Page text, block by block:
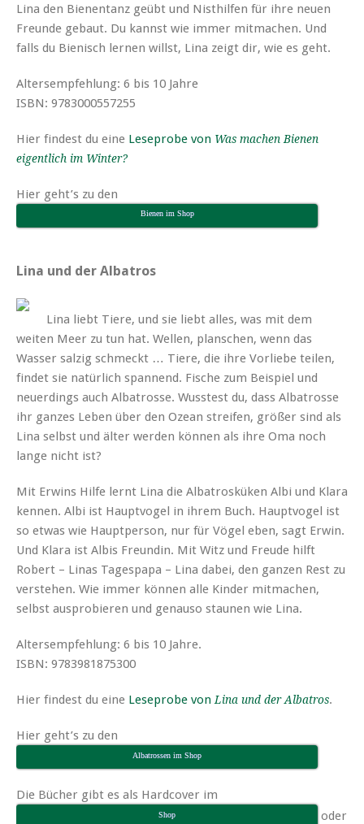
Lina den Bienentanz geübt und Nisthilfen für ihre neuen
Freunde gebaut. Du kannst wie immer mitmachen. Und
falls du Bienisch lernen willst, Lina zeigt dir, wie es geht.
Altersempfehlung: 6 bis 10 Jahre
ISBN: 9783000557255
Hier findest du eine Leseprobe von Was machen Bienen
eigentlich im Winter?
Hier geht’s zu den
Bienen im Shop
Lina und der Albatros
Lina liebt Tiere, und sie liebt alles, was mit dem
weiten Meer zu tun hat. Wellen, planschen, wenn das
Wasser salzig schmeckt … Tiere, die ihre Vorliebe teilen,
findet sie natürlich spannend. Fische zum Beispiel und
neuerdings auch Albatrosse. Wusstest du, dass Albatrosse
ihr ganzes Leben über den Ozean streifen, größer sind als
Lina selbst und älter werden können als ihre Oma noch
lange nicht ist?
Mit Erwins Hilfe lernt Lina die Albatrosküken Albi und Klara
kennen. Albi ist Hauptvogel in ihrem Buch. Hauptvogel ist
so etwas wie Hauptperson, nur für Vögel eben, sagt Erwin.
Und Klara ist Albis Freundin. Mit Witz und Freude hilft
Robert – Linas Tagespapa – Lina dabei, den ganzen Rest zu
verstehen. Wie immer können alle Kinder mitmachen,
selbst ausprobieren und genauso staunen wie Lina.
Altersempfehlung: 6 bis 10 Jahre.
ISBN: 9783981875300
Hier findest du eine Leseprobe von Lina und der Albatros.
Hier geht’s zu den
Albatrossen im Shop
Die Bücher gibt es als Hardcover im
Shop
oder